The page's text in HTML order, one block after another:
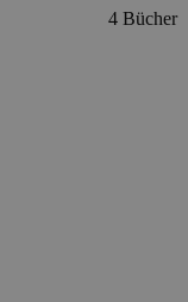
4 Bücher